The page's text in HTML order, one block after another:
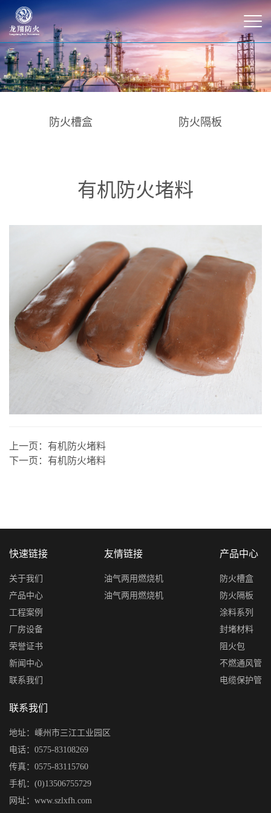
防火槽盒 防火隔板
有机防火堵料
上一页： 有机防火堵料
下一页： 有机防火堵料
快速链接
关于我们
产品中心
工程案例
厂房设备
荣誉证书
新闻中心
联系我们
友情链接
油气两用燃烧机
油气两用燃烧机
产品中心
防火槽盒
防火隔板
涂料系列
封堵材料
阻火包
不燃通风管
电缆保护管
联系我们
地址：嵊州市三江工业园区
电话：0575-83108269
传真：0575-83115760
手机：(0)13506755729
网址：www.szlxfh.com